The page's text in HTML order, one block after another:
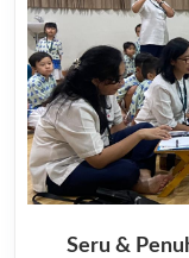
Seru &